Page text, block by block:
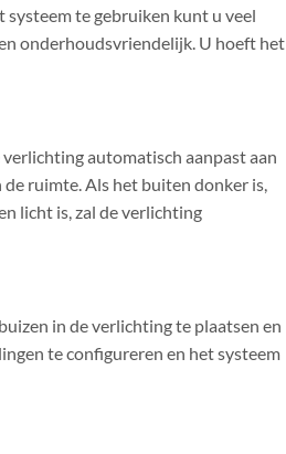
systeem te gebruiken kunt u veel
onderhoudsvriendelijk. U hoeft het
automatisch aanpast aan
ruimte. Als het buiten donker is,
licht is, zal de verlichting
in de verlichting te plaatsen en
te configureren en het systeem